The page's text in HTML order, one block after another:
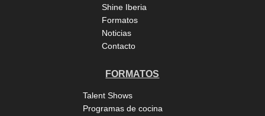
Shine Iberia
Formatos
Noticias
Contacto
FORMATOS
Talent Shows
Programas de cocina